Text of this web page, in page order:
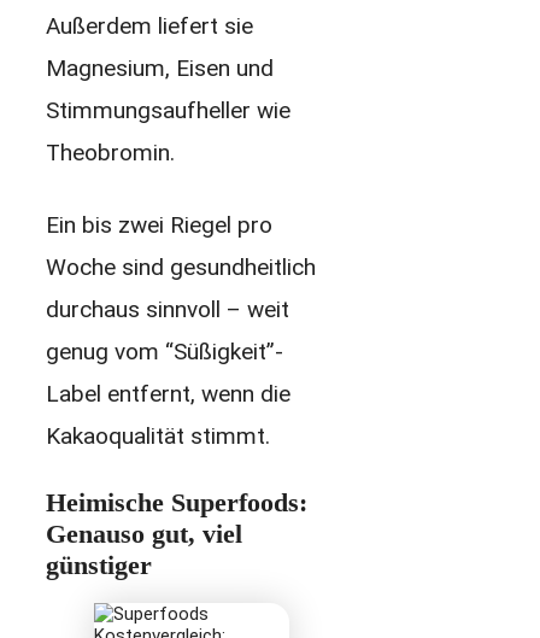
Außerdem liefert sie
Magnesium, Eisen und
Stimmungsaufheller wie
Theobromin.
Ein bis zwei Riegel pro
Woche sind gesundheitlich
durchaus sinnvoll – weit
genug vom “Süßigkeit”-
Label entfernt, wenn die
Kakaoqualität stimmt.
Heimische Superfoods:
Genauso gut, viel
günstiger